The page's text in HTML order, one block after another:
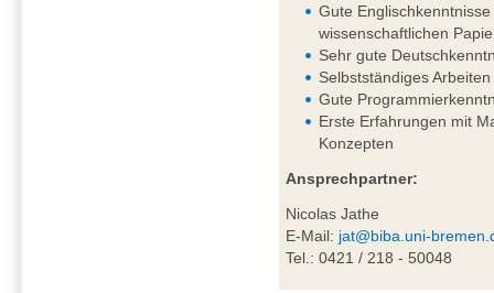
Gute
wissenschaftlichen
Sehr gute
Selbstständiges
Gute
Erste Erfahrungen mit
Konzepten
Ansprechpartner:
Nicolas Jathe
E-Mail: jat@biba.uni-
Tel.: 0421 / 218 - 50048